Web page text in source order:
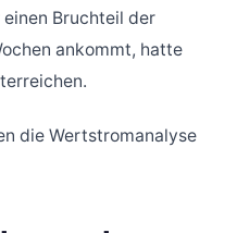
Bruchteil der
ankommt, hatte
die Wertstromanalyse